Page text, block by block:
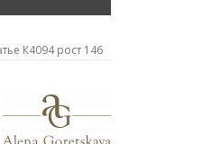
К4094 рост 146